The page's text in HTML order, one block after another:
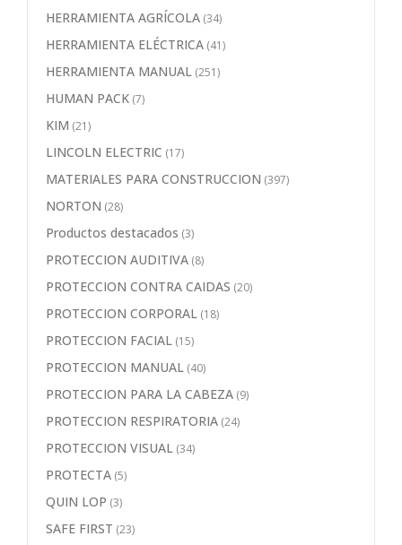
HERRAMIENTA AGRÍCOLA (34)
HERRAMIENTA ELÉCTRICA (41)
HERRAMIENTA MANUAL (251)
HUMAN PACK (7)
KIM (21)
LINCOLN ELECTRIC (17)
MATERIALES PARA CONSTRUCCION (397)
NORTON (28)
Productos destacados (3)
PROTECCION AUDITIVA (8)
PROTECCION CONTRA CAIDAS (20)
PROTECCION CORPORAL (18)
PROTECCION FACIAL (15)
PROTECCION MANUAL (40)
PROTECCION PARA LA CABEZA (9)
PROTECCION RESPIRATORIA (24)
PROTECCION VISUAL (34)
PROTECTA (5)
QUIN LOP (3)
SAFE FIRST (23)